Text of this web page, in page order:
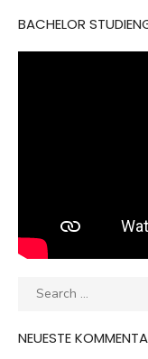
BACHELOR
Search
NEUESTE